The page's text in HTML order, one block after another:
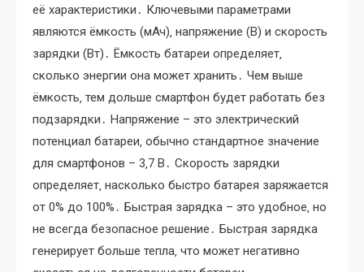
её характеристики․ Ключевыми параметрами
являются ёмкость (мАч)‚ напряжение (В) и скорость
зарядки (Вт)․ Ёмкость батареи определяет‚
сколько энергии она может хранить․ Чем выше
ёмкость‚ тем дольше смартфон будет работать без
подзарядки․ Напряжение – это электрический
потенциал батареи‚ обычно стандартное значение
для смартфонов – 3‚7 В․ Скорость зарядки
определяет‚ насколько быстро батарея заряжается
от 0% до 100%․ Быстрая зарядка – это удобное‚ но
не всегда безопасное решение․ Быстрая зарядка
генерирует больше тепла‚ что может негативно